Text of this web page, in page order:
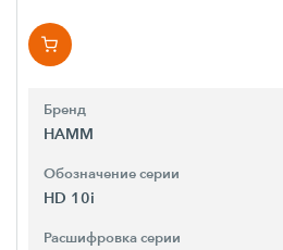
Бренд
HAMM
Обозначение серии
HD 10i
Расшифровка серии